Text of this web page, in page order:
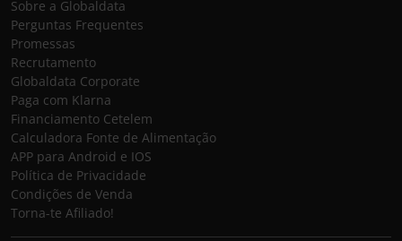
Sobre a Globaldata
Perguntas Frequentes
Promessas
Recrutamento
Globaldata Corporate
Paga com Klarna
Financiamento Cetelem
Calculadora Fonte de Alimentação
APP para Android e IOS
Política de Privacidade
Condições de Venda
Torna-te Afiliado!